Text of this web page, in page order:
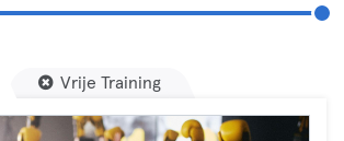
Vrije Training